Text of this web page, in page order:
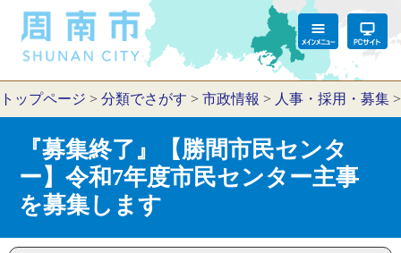
トップページ > 分類でさがす > 市政情報 > 人事・採用・募集
『募集終了』【勝間市民センタ
ー】令和7年度市民センター主事
を募集します